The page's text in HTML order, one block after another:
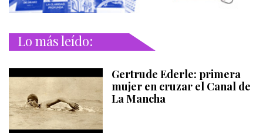
Lo más leído:
Gertrude Ederle: primera
mujer en cruzar el Canal de
La Mancha